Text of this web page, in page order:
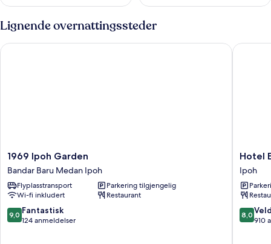
Lignende overnattingssteder
1969
Ipoh
Garden
Bandar
Baru
Medan
Ipoh
1969 Ipoh Garden
Bandar Baru Medan Ipoh
Flyplasstransport
Parkering tilgjengelig
Wi-fi inkludert
Restaurant
9.0
av
9,0 Fantastisk
124 anmeldelser
1969 Ipoh Garden
Hotel
Ipoh
Hotel
Ipoh
8.0
av
8,0
910
Hotel